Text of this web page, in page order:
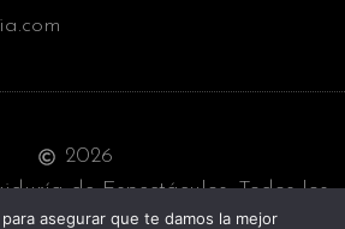
2026
de Espectáculos. Todos los
reservados
asegurar que te damos la mejor